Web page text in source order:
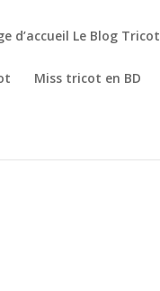
d’accueil Le Blog Tricot
Miss tricot en BD